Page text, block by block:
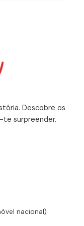
Descobre os
te surpreender.
nacional)